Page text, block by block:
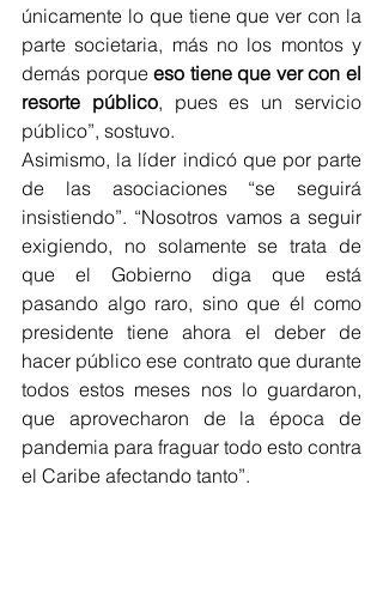
únicamente lo que tiene que ver con la
parte societaria, más no los montos y
demás porque eso tiene que ver con el
resorte público, pues es un servicio
público”, sostuvo.
Asimismo, la líder indicó que por parte
de las asociaciones “se seguirá
insistiendo”. “Nosotros vamos a seguir
exigiendo, no solamente se trata de
que el Gobierno diga que está
pasando algo raro, sino que él como
presidente tiene ahora el deber de
hacer público ese contrato que durante
todos estos meses nos lo guardaron,
que aprovecharon de la época de
pandemia para fraguar todo esto contra
el Caribe afectando tanto”.